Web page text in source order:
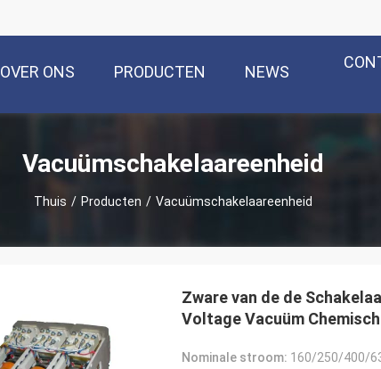
OVER ONS PRODUCTEN NEWS
Vacuümschakelaareenheid
Thuis / Producten / Vacuümschakelaareenheid
Zware van de de
Voltage Vacuüm
Nominale stroom: 160/250/400/